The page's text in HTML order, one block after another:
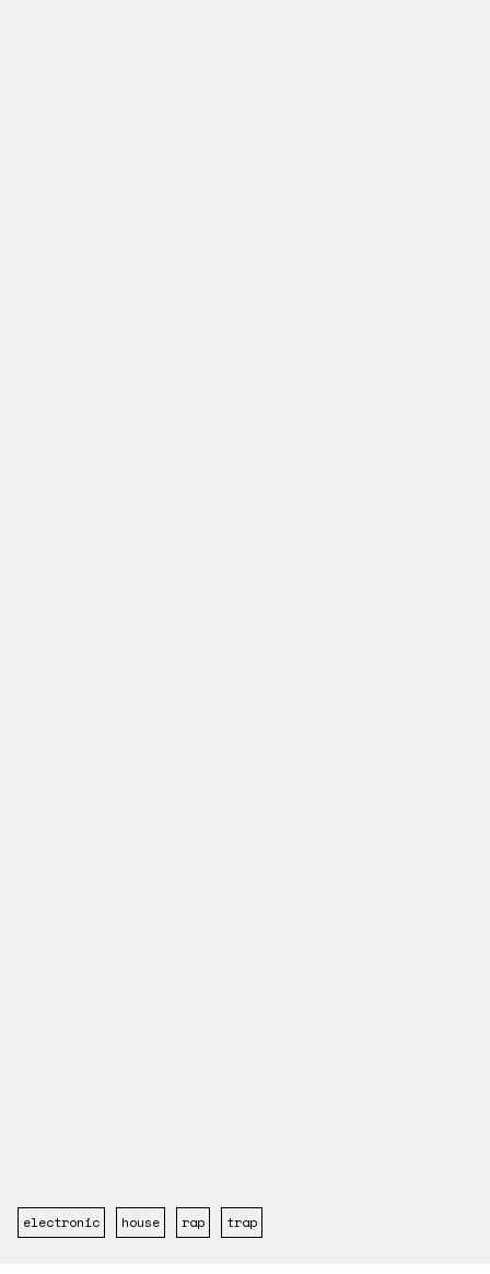
electronic house rap trap